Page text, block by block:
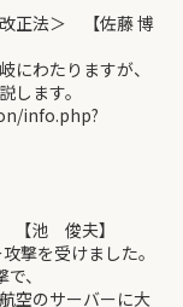
正法＞ 【佐藤 博
にわたりますが、
します。
info.php?
【池 俊夫】
撃を受けました。
、
空のサーバーに大